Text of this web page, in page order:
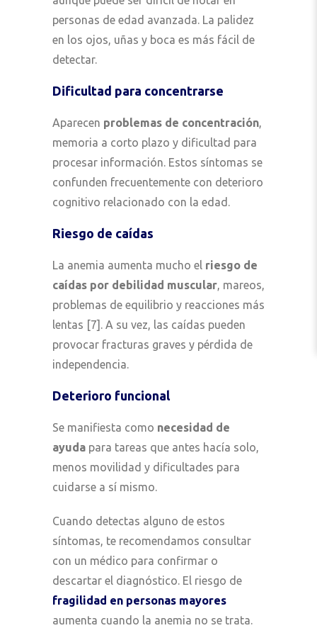
personas de edad avanzada. La palidez
en los ojos, uñas y boca es más fácil de
detectar.
Dificultad para concentrarse
Aparecen problemas de concentración,
memoria a corto plazo y dificultad para
procesar información. Estos síntomas se
confunden frecuentemente con deterioro
cognitivo relacionado con la edad.
Riesgo de caídas
La anemia aumenta mucho el riesgo de
caídas por debilidad muscular, mareos,
problemas de equilibrio y reacciones más
lentas [7]. A su vez, las caídas pueden
provocar fracturas graves y pérdida de
independencia.
Deterioro funcional
Se manifiesta como necesidad de
ayuda para tareas que antes hacía solo,
menos movilidad y dificultades para
cuidarse a sí mismo.
Cuando detectas alguno de estos
síntomas, te recomendamos consultar
con un médico para confirmar o
descartar el diagnóstico. El riesgo de
fragilidad en personas mayores
aumenta cuando la anemia no se trata.